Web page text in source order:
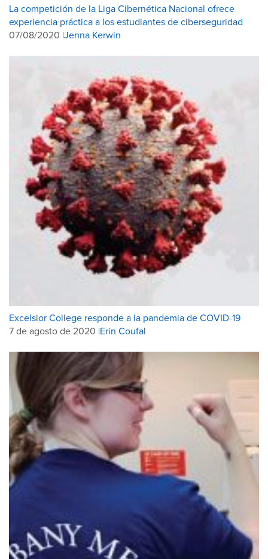
La competición de la Liga Cibernética Nacional ofrece
experiencia práctica a los estudiantes de ciberseguridad
07/08/2020 |Jenna Kerwin
Excelsior College responde a la pandemia de COVID-19
7 de agosto de 2020 |Erin Coufal